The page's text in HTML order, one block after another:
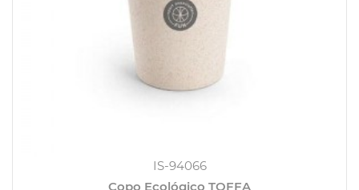
IS-94066
Copo Ecológico TOFFA